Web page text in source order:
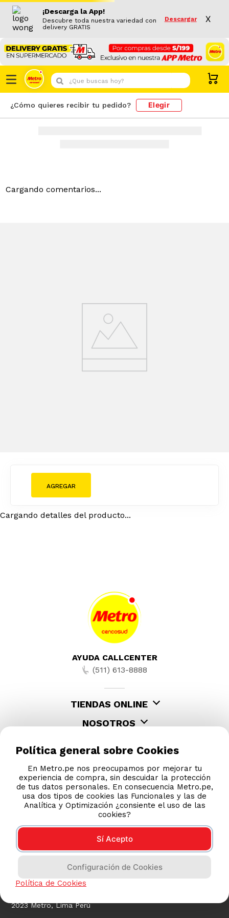
¡Descarga la App!
Descubre toda nuestra variedad con
delivery GRATIS
Descargar X
¿Que buscas hoy?
¿Cómo quieres recibir tu pedido? Elegir
Cargando comentarios...
Cargando detalles del producto...
AYUDA CALLCENTER
(511) 613-8888
TIENDAS ONLINE
NOSOTROS
COMPRAS 100% SEGURAS
Esta tienda usa Niubiz para realizar transacciones
electrónicas.
2023 Metro, Lima Perú
Política general sobre Cookies
En Metro.pe nos preocupamos por mejorar tu
experiencia de compra, sin descuidar la protección
de tus datos personales. En consecuencia Metro.pe,
usa dos tipos de cookies las Funcionales y las de
Analítica y Optimización ¿consiente el uso de las
cookies?
Sí Acepto
Configuración de Cookies
Política de Cookies